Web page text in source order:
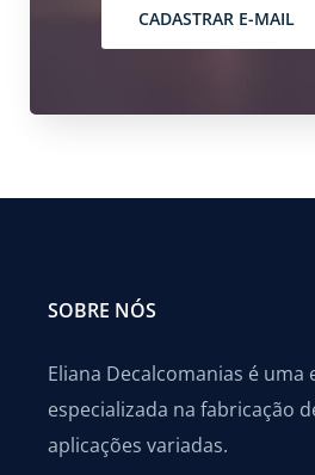
CADASTRAR E-MAIL
SOBRE NÓS
Eliana Decalcomanias é uma
especializada na fabricação
aplicações variadas.